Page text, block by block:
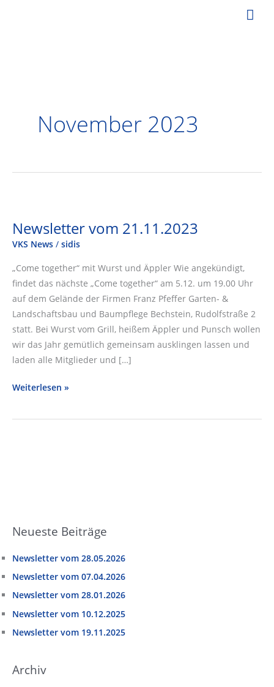
November 2023
Newsletter vom 21.11.2023
VKS News / sidis
„Come together“ mit Wurst und Äppler Wie angekündigt,
findet das nächste „Come together“ am 5.12. um 19.00 Uhr
auf dem Gelände der Firmen Franz Pfeffer Garten- &
Landschaftsbau und Baumpflege Bechstein, Rudolfstraße 2
statt. Bei Wurst vom Grill, heißem Äppler und Punsch wollen
wir das Jahr gemütlich gemeinsam ausklingen lassen und
laden alle Mitglieder und […]
Newsletter
21.11.2023
Weiterlesen »
Neueste Beiträge
Newsletter vom 28.05.2026
Newsletter vom 07.04.2026
Newsletter vom 28.01.2026
Newsletter vom 10.12.2025
Newsletter vom 19.11.2025
Archiv